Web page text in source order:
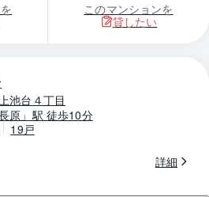
このマンションを
貸したい
池台４丁目
原」駅 徒歩10分
19戸
詳細